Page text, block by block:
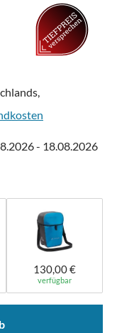
- 18.08.2026
130,00 €
verfügbar